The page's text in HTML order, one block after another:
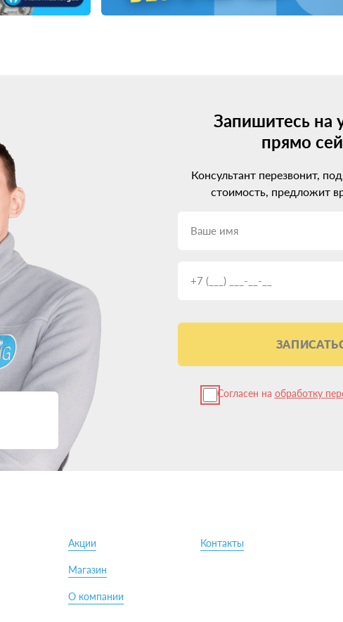
Запишитесь на
прямо
Консультант перезвонит,
стоимость, предложит
Согласен на обработку
Акции
Магазин
О компании
Контакты